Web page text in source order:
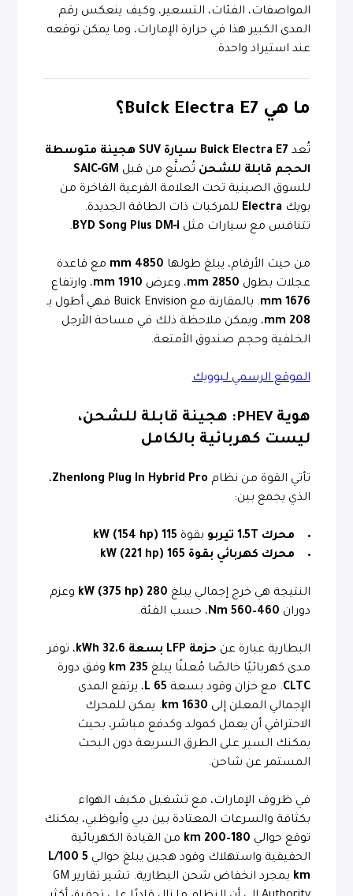
المواصفات، الفئات، التسعير، وكيف ينعكس رقم
المدى الكبير هذا في حرارة الإمارات، وما يمكن توقعه
عند استيراد واحدة.
ما هي Buick Electra E7؟
تُعد Buick Electra E7
سيارة SUV هجينة متوسطة
الحجم قابلة للشحن تُصنَّع من قبل SAIC‑GM
للسوق الصينية تحت العلامة الفرعية الفاخرة من
بويك Electra للمركبات ذات الطاقة الجديدة.
تتنافس مع سيارات مثل BYD Song Plus DM‑i
.
من حيث الأرقام، يبلغ طولها 4850 mm
مع قاعدة
عجلات بطول 2850 mm ، وعرض 1910 mm
، وارتفاع
1676 mm
. بالمقارنة مع Buick Envision فهي أطول بـ
208 mm
، ويمكن ملاحظة ذلك في مساحة الأرجل
الخلفية وحجم صندوق الأمتعة.
الموقع الرسمي لبوويك
هوية PHEV: هجينة قابلة للشحن،
ليست كهربائية بالكامل
تأتي القوة من نظام Zhenlong Plug In Hybrid Pro،
الذي يجمع بين:
محرك 1.5T تيربو بقوة 115 kW (154 hp)
محرك كهربائي بقوة 165 kW (221 hp)
النتيجة هي خرج إجمالي يبلغ 280 kW (375 hp)
وعزم
دوران 460–560 Nm ، حسب الفئة.
البطارية عبارة عن حزمة LFP بسعة 32.6 kWh
، توفر
مدى كهربائيًا خالصًا مُعلنًا يبلغ 235 km
وفق دورة
CLTC. مع خزان وقود بسعة 65 L
، يرتفع المدى
الإجمالي المعلن إلى 1630 km
. يمكن للمحرك
الاحتراقي أن يعمل كمولد وكدفع مباشر، بحيث
يمكنك السير على الطرق السريعة دون البحث
المستمر عن شاحن.
في ظروف الإمارات، مع تشغيل مكيف الهواء
بكثافة والسرعات المعتادة بين دبي وأبوظبي، يمكنك
توقع حوالي 180–200 km
من القيادة الكهربائية
الحقيقية واستهلاك وقود هجين يبلغ حوالي
5 L/100
km
بمجرد انخفاض شحن البطارية. تشير تقارير GM